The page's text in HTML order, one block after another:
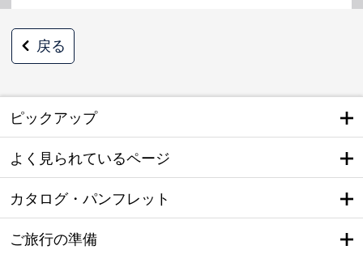
戻る
ピックアップ
よく見られているページ
カタログ・パンフレット
ご旅行の準備